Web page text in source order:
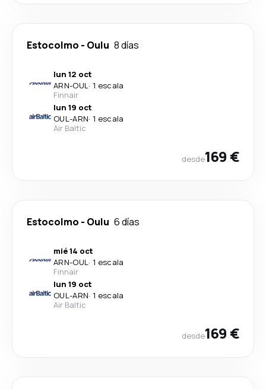
Estocolmo - Oulu 8 días
lun 12 oct
ARN-OUL· 1 escala
Finnair
lun 19 oct
OUL-ARN· 1 escala
Air Baltic
desde169 €
Estocolmo - Oulu 6 días
mié 14 oct
ARN-OUL· 1 escala
Finnair
lun 19 oct
OUL-ARN· 1 escala
Air Baltic
desde169 €